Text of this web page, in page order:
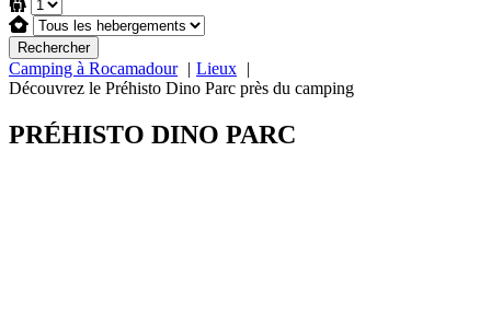
Rechercher
Camping à Rocamadour
Lieux
Découvrez le Préhisto Dino Parc près du camping
PRÉHISTO DINO PARC